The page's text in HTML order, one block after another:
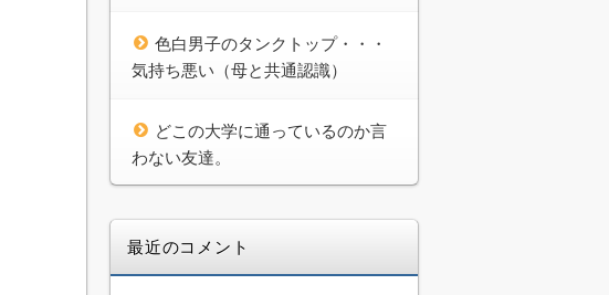
色白男子のタンクトップ・・・
気持ち悪い（母と共通認識）
どこの大学に通っているのか言
わない友達。
最近のコメント